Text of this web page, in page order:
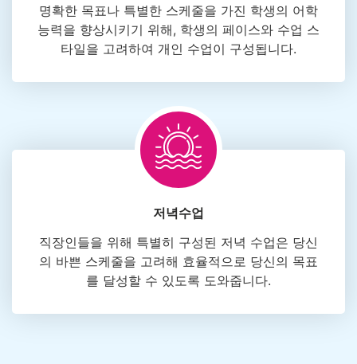
명확한 목표나 특별한 스케줄을 가진 학생의 어학
능력을 향상시키기 위해, 학생의 페이스와 수업 스
타일을 고려하여 개인 수업이 구성됩니다.
저녁수업
직장인들을 위해 특별히 구성된 저녁 수업은 당신
의 바쁜 스케줄을 고려해 효율적으로 당신의 목표
를 달성할 수 있도록 도와줍니다.